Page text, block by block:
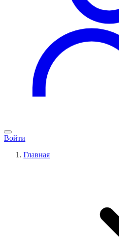
Войти
Главная